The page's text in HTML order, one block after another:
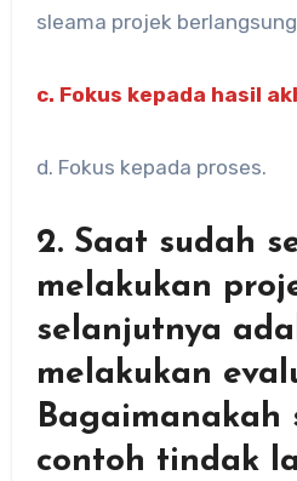
sleama projek berlangsung
c. Fokus kepada hasil
d. Fokus kepada proses.
2. Saat sudah
melakukan
selanjutnya
melakukan
Bagaimanakah
contoh tindak